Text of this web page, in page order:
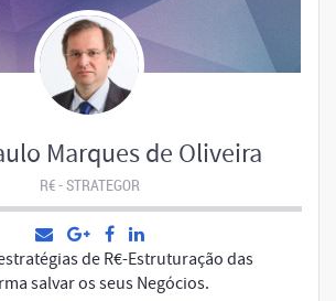
Marques de Oliveira
R€ - STRATEGOR
de R€-Estruturação das
salvar os seus Negócios.